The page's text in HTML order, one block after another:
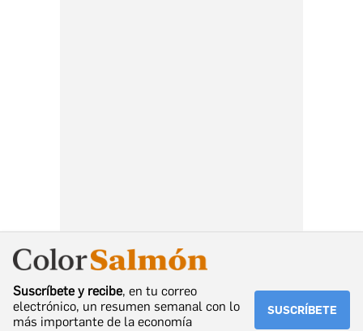
Suscríbete y recibe, en tu correo
electrónico, un resumen semanal con lo
más importante de la economía
SUSCRÍBETE